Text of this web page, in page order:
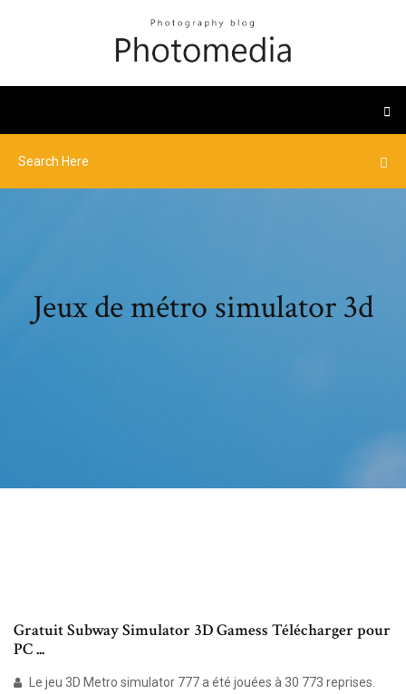
Jeux de métro simulator 3d
Gratuit Subway Simulator 3D Gamess Télécharger pour
PC ...
Le jeu 3D Metro simulator 777 a été jouées à 30 773 reprises.